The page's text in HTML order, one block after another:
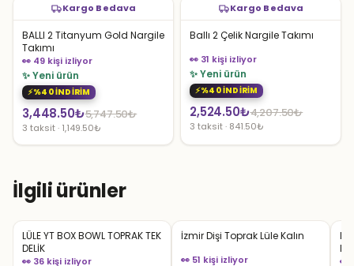
Kargo Bedava
BALLI 2 Titanyum Gold Nargile
Takımı
👀 49 kişi izliyor
✨ Yeni ürün
%40 İNDİRİM
5,747.50₺
Orijinal
fiyat:
3,448.50₺
Şu
andaki
3 taksit · 1,149.50₺
Kargo Bedava
Ballı 2 Çelik Nargile Takımı
👀 31 kişi izliyor
✨ Yeni ürün
%40 İNDİRİM
4,207.50₺
Orijinal
fiyat:
2,524.50₺
Şu
andaki
3 taksit · 841.50₺
İlgili ürünler
LÜLE YT BOX BOWL TOPRAK TEK
DELİK
👀 36 kişi izliyor
İzmir Dişi Toprak Lüle Kalın
👀 51 kişi izliyor 👀